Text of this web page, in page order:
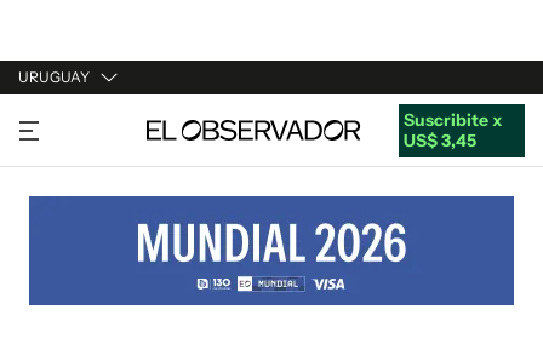
URUGUAY
URUGUAY
ARGENTINA
ESTADOS UNIDOS
Suscribite x
US$ 3,45